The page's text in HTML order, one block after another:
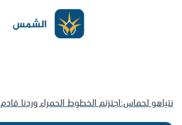
نتياهو لحماس:اجتزتم الخطوط الحمراء وردنا قادم